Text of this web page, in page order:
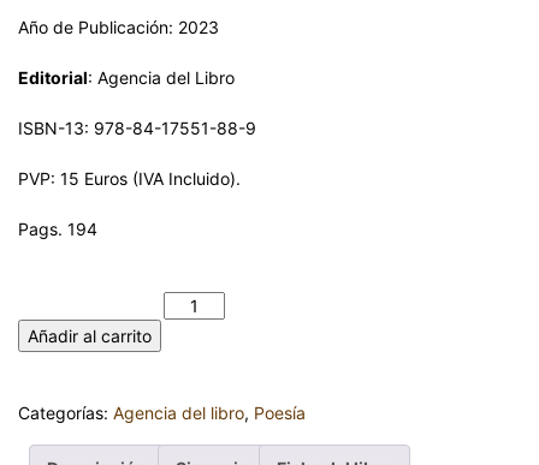
Año de Publicación: 2023
Editorial: Agencia del Libro
ISBN-13: 978-84-17551-88-9
PVP: 15 Euros (IVA Incluido).
Pags. 194
Añadir al carrito
Categorías: Agencia del libro, Poesía